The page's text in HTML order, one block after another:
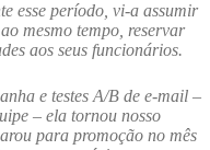
esse período, vi-a assumir
mesmo tempo, reservar
aos seus funcionários.
e testes A/B de e-mail –
– ela tornou nosso
para promoção no mês